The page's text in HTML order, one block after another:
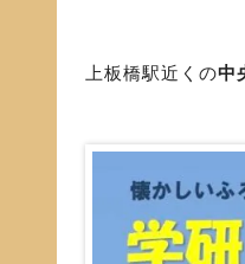
上板橋駅近くの中